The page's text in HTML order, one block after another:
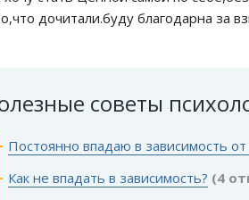
дочитали.буду благодарна за
советы
Постоянно впадаю в зависимость
Как не впадать в зависимость? (4